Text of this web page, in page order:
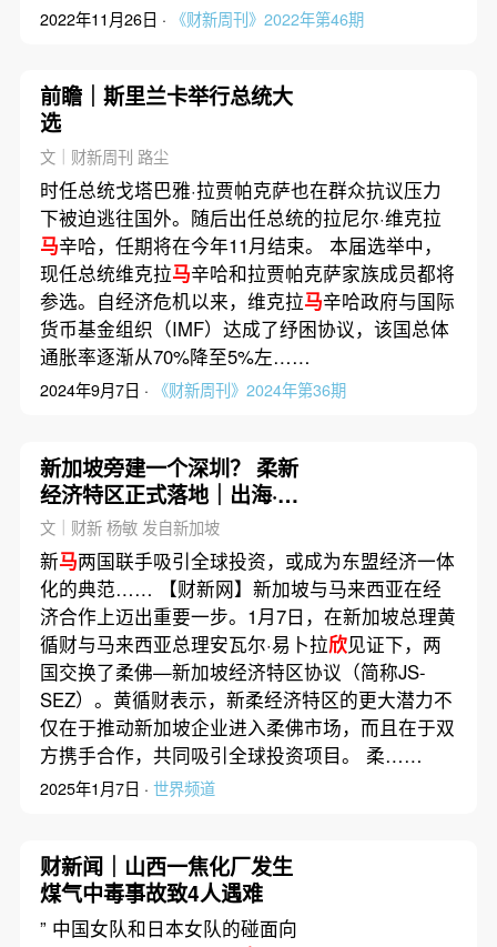
2022年11月26日 · 《财新周刊》2022年第46期
前瞻｜斯里兰卡举行总统大
选
文｜财新周刊 路尘
时任总统戈塔巴雅·拉贾帕克萨也在群众抗议压力
下被迫逃往国外。随后出任总统的拉尼尔·维克拉
马辛哈，任期将在今年11月结束。 本届选举中，
现任总统维克拉马辛哈和拉贾帕克萨家族成员都将
参选。自经济危机以来，维克拉马辛哈政府与国际
货币基金组织（IMF）达成了纾困协议，该国总体
通胀率逐渐从70%降至5%左……
2024年9月7日 · 《财新周刊》2024年第36期
新加坡旁建一个深圳？ 柔新
经济特区正式落地｜出海·地
缘
文｜财新 杨敏 发自新加坡
新马两国联手吸引全球投资，或成为东盟经济一体
化的典范…… 【财新网】新加坡与马来西亚在经
济合作上迈出重要一步。1月7日，在新加坡总理黄
循财与马来西亚总理安瓦尔·易卜拉欣见证下，两
国交换了柔佛—新加坡经济特区协议（简称JS-
SEZ）。黄循财表示，新柔经济特区的更大潜力不
仅在于推动新加坡企业进入柔佛市场，而且在于双
方携手合作，共同吸引全球投资项目。 柔……
2025年1月7日 · 世界频道
财新闻｜山西一焦化厂发生
煤气中毒事故致4人遇难
” 中国女队和日本女队的碰面向